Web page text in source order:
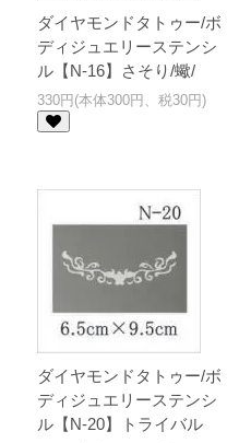
ダイヤモンドタトゥー/ボ
ディジュエリーステンシ
ル【N-16】さそり/蠍/
330円(本体300円、税30円)
ダイヤモンドタトゥー/ボ
ディジュエリーステンシ
ル【N-20】トライバル